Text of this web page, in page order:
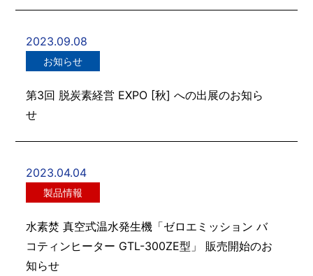
2023.09.08
お知らせ
第3回 脱炭素経営 EXPO [秋] への出展のお知ら
せ
2023.04.04
製品情報
水素焚 真空式温水発生機「ゼロエミッション バ
コティンヒーター GTL-300ZE型」 販売開始のお
知らせ